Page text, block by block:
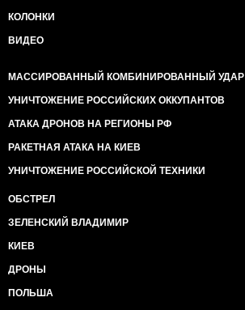
КОЛОНКИ
ВИДЕО
МАССИРОВАННЫЙ КОМБИНИРОВАННЫЙ УДАР
УНИЧТОЖЕНИЕ РОССИЙСКИХ ОККУПАНТОВ
АТАКА ДРОНОВ НА РЕГИОНЫ РФ
РАКЕТНАЯ АТАКА НА КИЕВ
УНИЧТОЖЕНИЕ РОССИЙСКОЙ ТЕХНИКИ
ОБСТРЕЛ
ЗЕЛЕНСКИЙ ВЛАДИМИР
КИЕВ
ДРОНЫ
ПОЛЬША